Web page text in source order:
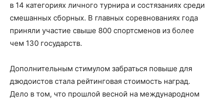
в 14 категориях личного турнира и состязаниях среди
смешанных сборных. В главных соревнованиях года
приняли участие свыше 800 спортсменов из более
чем 130 государств.
Дополнительным стимулом забраться повыше для
дзюдоистов стала рейтинговая стоимость наград.
Дело в том, что прошлой весной на международном